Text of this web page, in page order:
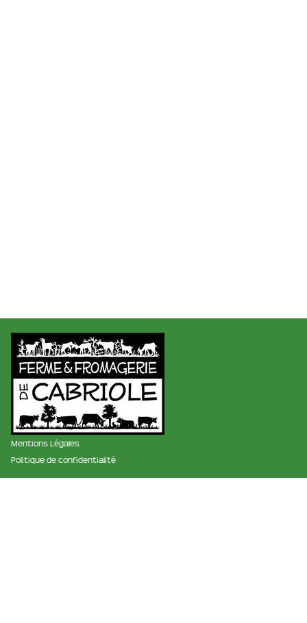
Mentions Légales
Politique de confidentialité